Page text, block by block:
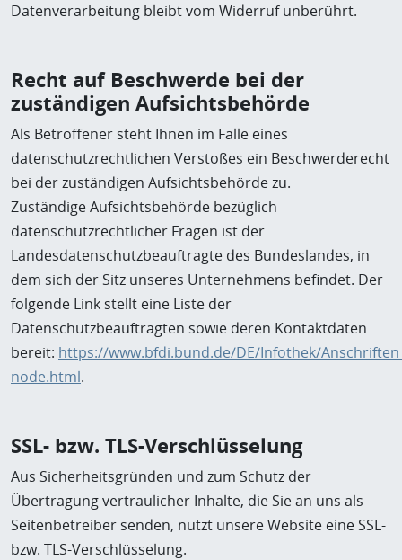
Datenverarbeitung bleibt vom Widerruf unberührt.
Recht auf Beschwerde bei der
zuständigen Aufsichtsbehörde
Als Betroffener steht Ihnen im Falle eines
datenschutzrechtlichen Verstoßes ein Beschwerderecht
bei der zuständigen Aufsichtsbehörde zu.
Zuständige Aufsichtsbehörde bezüglich
datenschutzrechtlicher Fragen ist der
Landesdatenschutzbeauftragte des Bundeslandes, in
dem sich der Sitz unseres Unternehmens befindet. Der
folgende Link stellt eine Liste der
Datenschutzbeauftragten sowie deren Kontaktdaten
bereit: https://www.bfdi.bund.de/DE/Infothek/
node.html.
SSL- bzw. TLS-Verschlüsselung
Aus Sicherheitsgründen und zum Schutz der
Übertragung vertraulicher Inhalte, die Sie an uns als
Seitenbetreiber senden, nutzt unsere Website eine SSL-
bzw. TLS-Verschlüsselung.